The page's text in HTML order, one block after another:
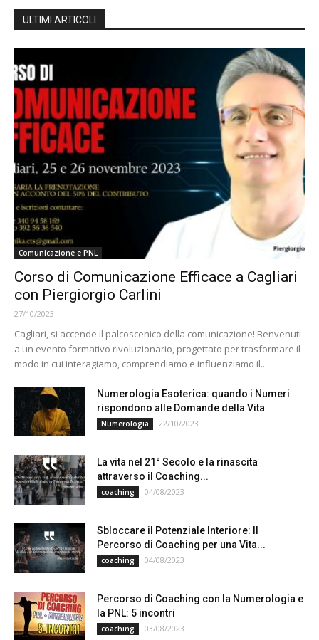
ULTIMI ARTICOLI
Comunicazione e PNL
Corso di Comunicazione Efficace a Cagliari
con Piergiorgio Carlini
27/10/2023
Cagliari, si accende il palcoscenico della comunicazione! Benvenuti
a un evento formativo rivoluzionario, progettato per trasformare il
modo in cui interagiamo, comprendiamo e influenziamo il...
Numerologia Esoterica: quando i Numeri
rispondono alle Domande della Vita
Numerologia 22/10/2023
La vita nel 21° Secolo e la rinascita
attraverso il Coaching...
coaching 04/08/2023
Sbloccare il Potenziale Interiore: Il
Percorso di Coaching per una Vita...
coaching 04/08/2023
Percorso di Coaching con la Numerologia e
la PNL: 5 incontri
coaching 03/08/2023